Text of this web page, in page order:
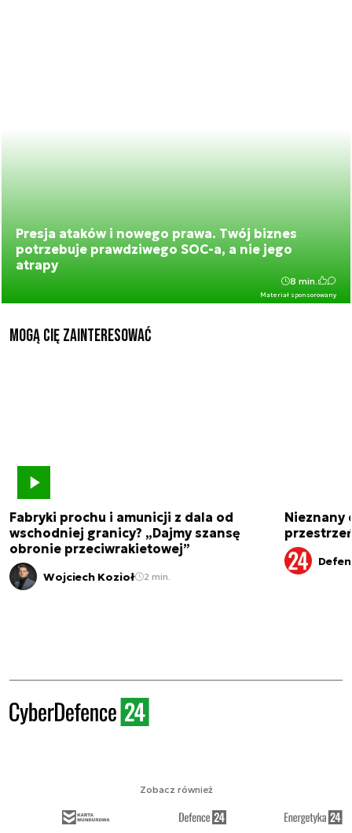
Presja ataków i nowego prawa. Twój biznes
potrzebuje prawdziwego SOC-a, a nie jego
atrapy
Materiał sponsorowany
8 min.
Mogą Cię zainteresować
Fabryki prochu i amunicji z dala od
wschodniej granicy? „Dajmy szansę
obronie przeciwrakietowej”
Wojciech Kozioł 2 min.
Nieznany
Zobacz również